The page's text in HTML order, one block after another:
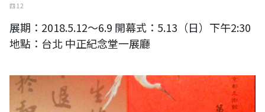
四 12
展期：2018.5.12～6.9 開幕式：5.13（日）下午2:30
地點：台北 中正紀念堂一展廳
澹廬書會90週年東京特展